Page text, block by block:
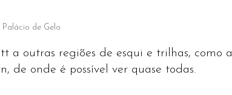
Palácio de Gelo
a outras regiões de esqui e trilhas, como a
de onde é possível ver quase todas.